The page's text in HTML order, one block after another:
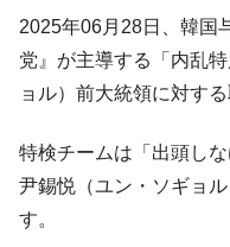
ても」⇒ 257万人赦免
落！
兵器「K10」が改良に乗
『Money1』
韓国「
体だけで410億ドル、輸
『Money1』
や、若者に起業させよ
2025年06月28日、韓国
党』が主導する「内乱
ョル）前大統領に対す
特検チームは「出頭し
尹錫悦（ユン・ソギョ
す。